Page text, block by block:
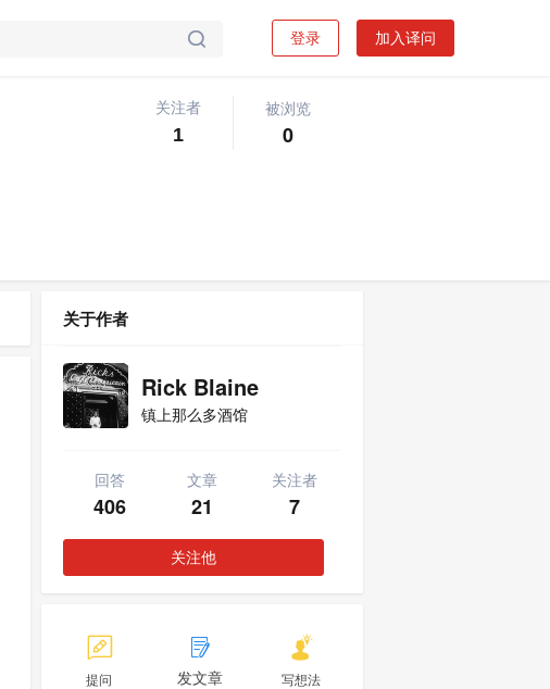
 登录 加入译问

关注者
1
被浏览
0
关于作者
Rick Blaine
镇上那么多酒馆
回答
406
文章
21
关注者
7
关注他

提问

发文章

写想法